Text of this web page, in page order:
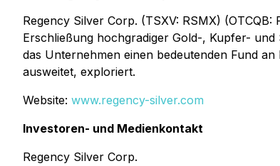
Regency Silver Corp. (TSXV: RSMX)
Erschließung hochgradiger Gold-, Kupfer-
das Unternehmen einen bedeutenden Fund
ausweitet, exploriert.
Website: www.regency-silver.com
Investoren- und Medienkontakt
Regency Silver Corp.